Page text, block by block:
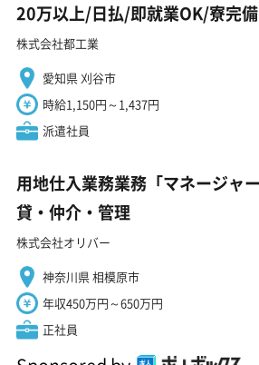
20万以上/日払/即就業OK/寮完備
株式会社都工業
愛知県 刈谷市
時給1,150円～1,437円
派遣社員
用地仕入業務業務「マネージャ
貸・仲介・管理
株式会社オリバー
神奈川県 相模原市
年収450万円～650万円
正社員